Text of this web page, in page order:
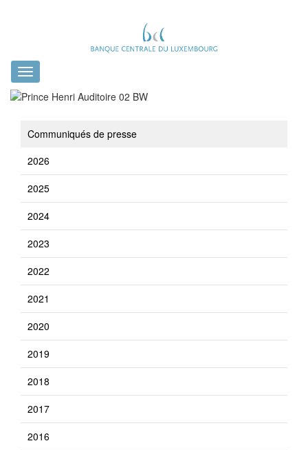
Toggle
navigation
Communiqués de presse
2026
2025
2024
2023
2022
2021
2020
2019
2018
2017
2016